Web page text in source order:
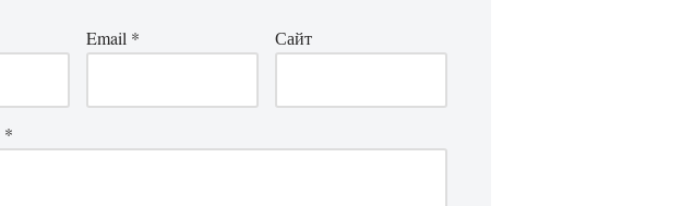
Email * Сайт
*